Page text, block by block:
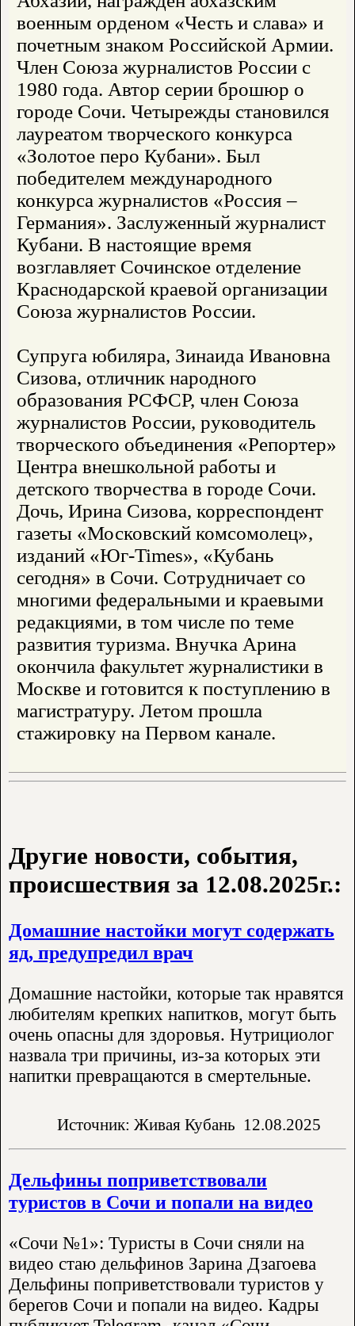
военным орденом «Честь и слава» и
почетным знаком Российской Армии.
Член Союза журналистов России с
1980 года. Автор серии брошюр о
городе Сочи. Четырежды становился
лауреатом творческого конкурса
«Золотое перо Кубани». Был
победителем международного
конкурса журналистов «Россия –
Германия». Заслуженный журналист
Кубани. В настоящие время
возглавляет Сочинское отделение
Краснодарской краевой организации
Союза журналистов России.
Супруга юбиляра, Зинаида Ивановна
Сизова, отличник народного
образования РСФСР, член Союза
журналистов России, руководитель
творческого объединения «Репортер»
Центра внешкольной работы и
детского творчества в городе Сочи.
Дочь, Ирина Сизова, корреспондент
газеты «Московский комсомолец»,
изданий «Юг-Times», «Кубань
сегодня» в Сочи. Сотрудничает со
многими федеральными и краевыми
редакциями, в том числе по теме
развития туризма. Внучка Арина
окончила факультет журналистики в
Москве и готовится к поступлению в
магистратуру. Летом прошла
стажировку на Первом канале.
Другие новости, события,
происшествия за 12.08.2025г.:
Домашние настойки могут содержать
яд, предупредил врач
Домашние настойки, которые так нравятся
любителям крепких напитков, могут быть
очень опасны для здоровья. Нутрициолог
назвала три причины, из-за которых эти
напитки превращаются в смертельные.
Источник: Живая Кубань 12.08.2025
Дельфины поприветствовали
туристов в Сочи и попали на видео
«Сочи №1»: Туристы в Сочи сняли на
видео стаю дельфинов Зарина Дзагоева
Дельфины поприветствовали туристов у
берегов Сочи и попали на видео. Кадры